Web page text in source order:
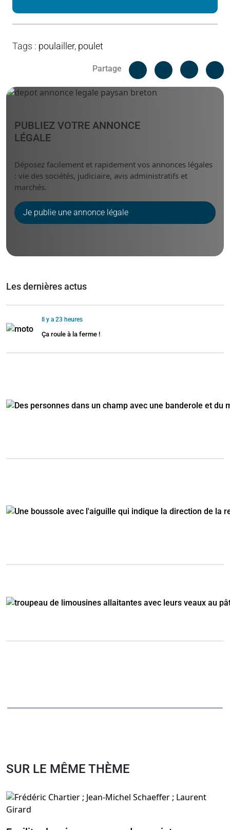
Tags : poulailler, poulet
Partage
Facebook
Linked
PUBLIEZ VOTRE ANNONCE
LÉGALE
Déposez facilement et rapidement vos annonces légales
: vie des sociétés, judiciaire, avis administratifs et
marchés.
Je publie une annonce légale
Les dernières actus
Il y a 23 heures
Ça roule à la ferme !
SUR LE MÊME THÈME